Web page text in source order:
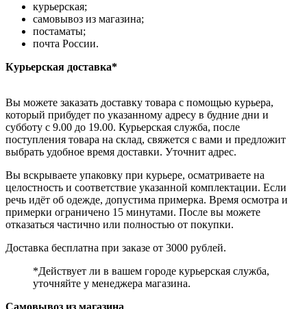
курьерская;
самовывоз из магазина;
постаматы;
почта России.
Курьерская доставка*
Вы можете заказать доставку товара с помощью курьера,
который прибудет по указанному адресу в будние дни и
субботу с 9.00 до 19.00. Курьерская служба, после
поступления товара на склад, свяжется с вами и предложит
выбрать удобное время доставки. Уточнит адрес.
Вы вскрываете упаковку при курьере, осматриваете на
целостность и соответствие указанной комплектации. Если
речь идёт об одежде, допустима примерка. Время осмотра и
примерки ограничено 15 минутами. После вы можете
отказаться частично или полностью от покупки.
Доставка бесплатна при заказе от 3000 рублей.
*Действует ли в вашем городе курьерская служба,
уточняйте у менеджера магазина.